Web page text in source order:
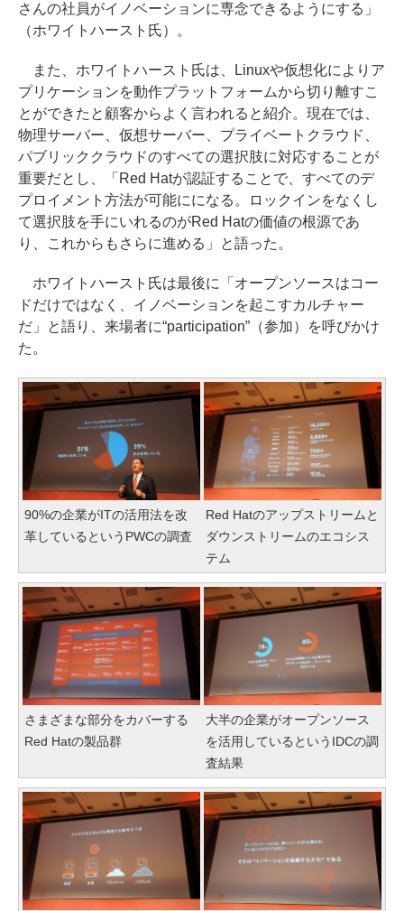
さんの社員がイノベーションに専念できるようにする」
（ホワイトハースト氏）。
また、ホワイトハースト氏は、Linuxや仮想化によりア
プリケーションを動作プラットフォームから切り離すこ
とができたと顧客からよく言われると紹介。現在では、
物理サーバー、仮想サーバー、プライベートクラウド、
パブリッククラウドのすべての選択肢に対応することが
重要だとし、「Red Hatが認証することで、すべてのデ
プロイメント方法が可能にになる。ロックインをなくし
て選択肢を手にいれるのがRed Hatの価値の根源であ
り、これからもさらに進める」と語った。
ホワイトハースト氏は最後に「オープンソースはコー
ドだけではなく、イノベーションを起こすカルチャー
だ」と語り、来場者に“participation”（参加）を呼びかけ
た。
90%の企業がITの活用法を改
革しているというPWCの調査
Red Hatのアップストリームと
ダウンストリームのエコシス
テム
さまざまな部分をカバーする
Red Hatの製品群
大半の企業がオープンソース
を活用しているというIDCの調
査結果